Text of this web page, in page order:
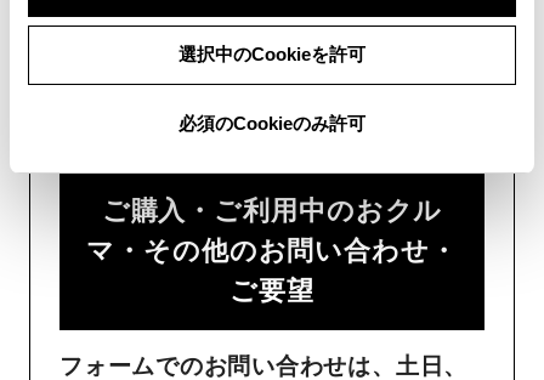
選択中のCookieを許可
必須のCookieのみ許可
フォームでお問い合わせ
受付：24時間受付
ご購入・ご利用中のおクル
マ・その他のお問い合わせ・
ご要望​
フォームでのお問い合わせは、土日、